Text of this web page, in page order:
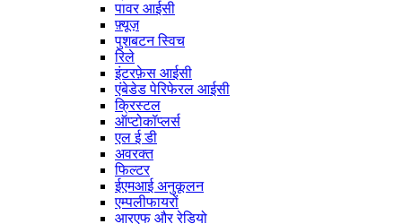
पावर आईसी
फ़्यूज़
पुशबटन स्विच
रिले
इंटरफ़ेस आईसी
एंबेडेड पेरिफेरल आईसी
क्रिस्टल
ऑप्टोकॉप्लर्स
एल ई डी
अवरक्त
फिल्टर
ईएमआई अनुकूलन
एम्पलीफायरों
आरएफ और रेडियो